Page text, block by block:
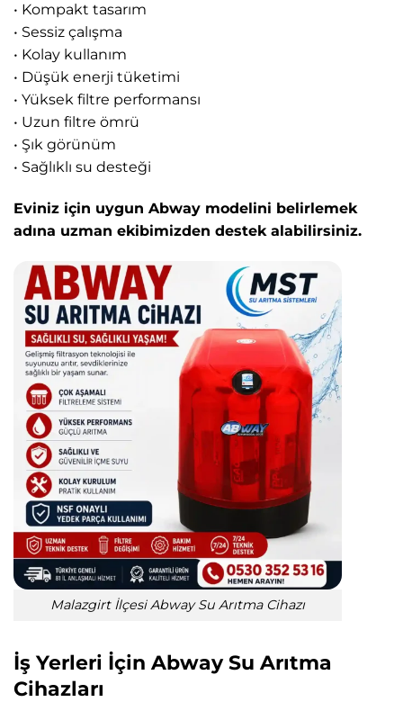
• Kompakt tasarım
• Sessiz çalışma
• Kolay kullanım
• Düşük enerji tüketimi
• Yüksek filtre performansı
• Uzun filtre ömrü
• Şık görünüm
• Sağlıklı su desteği
Eviniz için uygun Abway modelini belirlemek
adına uzman ekibimizden destek alabilirsiniz.
Malazgirt İlçesi Abway Su Arıtma Cihazı
İş Yerleri İçin Abway Su Arıtma
Cihazları